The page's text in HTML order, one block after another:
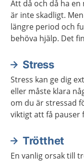
Att då och då ha
är inte skadligt.
längre period och
behöva hjälp. Det
bättre.Stress
Stress kan ge dig
eller måste klara
om du är stressad
viktigt att få pauser
Trötthet
En vanlig orsak till